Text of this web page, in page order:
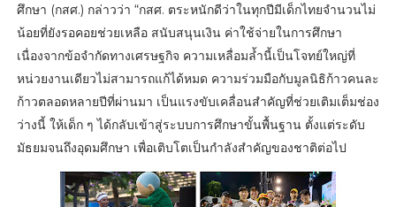
ศึกษา (กสศ.) กล่าวว่า “กสศ. ตระหนักดีว่าในทุกปีมีเด็กไทยจำนวนไม่
น้อยที่ยังรอคอยช่วยเหลือ สนับสนุนเงิน ค่าใช้จ่ายในการศึกษา
เนื่องจากข้อจำกัดทางเศรษฐกิจ ความเหลื่อมล้ำนี้เป็นโจทย์ใหญ่ที่
หน่วยงานเดียวไม่สามารถแก้ได้หมด ความร่วมมือกับมูลนิธิก้าวคนละ
ก้าวตลอดหลายปีที่ผ่านมา เป็นแรงขับเคลื่อนสำคัญที่ช่วยเติมเต็มช่อง
ว่างนี้ ให้เด็ก ๆ ได้กลับเข้าสู่ระบบการศึกษาขั้นพื้นฐาน ตั้งแต่ระดับ
มัธยมจนถึงอุดมศึกษา เพื่อเติบโตเป็นกำลังสำคัญของชาติต่อไป